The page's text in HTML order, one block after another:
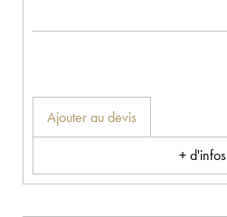
Ajouter au devis
+ d'infos